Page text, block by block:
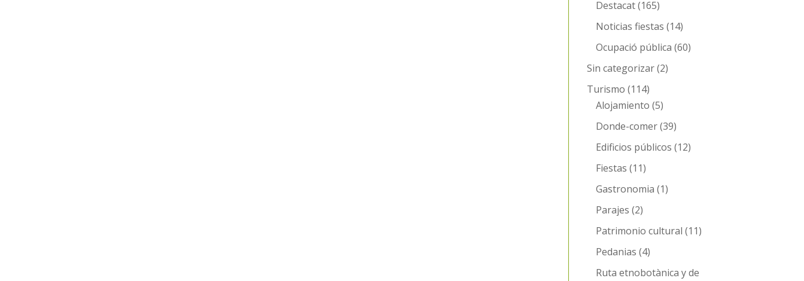
Destacat(165)
Noticias fiestas (14)
Ocupació pública (60)
Sin categorizar(2)
Turismo (114)
Alojamiento (5)
Donde-comer(39)
Edificios públicos (12)
Fiestas (11)
Gastronomia (1)
Parajes (2)
Patrimonio cultural (11)
Pedanias (4)
Ruta etnobotànica y de